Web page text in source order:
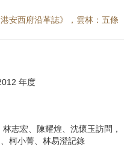
安西府沿革誌》，雲林：五條
年度
志宏、陳耀煌、沈懷玉訪問，
柯小菁、林易澄記錄